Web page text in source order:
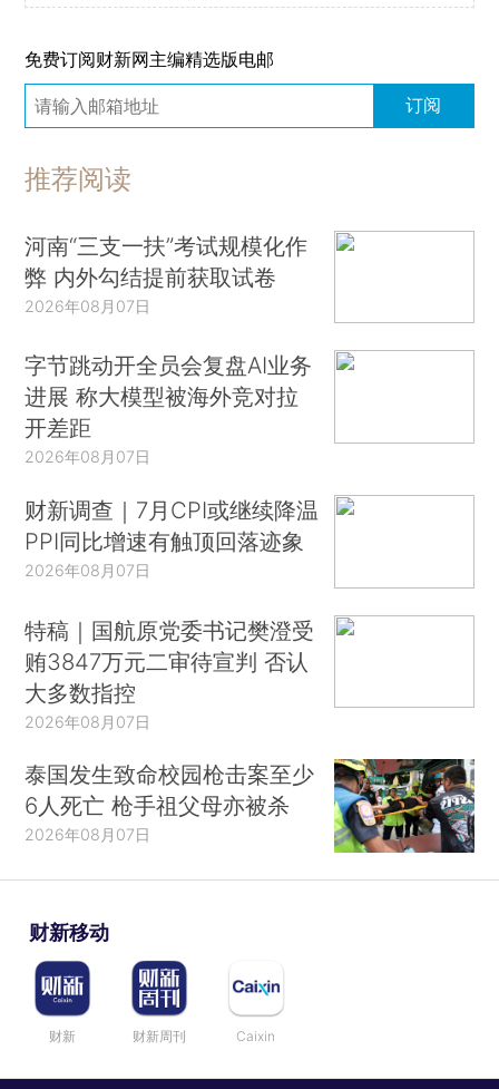
免费订阅财新网主编精选版电邮
订阅
推荐阅读
河南“三支一扶”考试规模化作
弊 内外勾结提前获取试卷
2026年08月07日
字节跳动开全员会复盘AI业务
进展 称大模型被海外竞对拉
开差距
2026年08月07日
财新调查｜7月CPI或继续降温
PPI同比增速有触顶回落迹象
2026年08月07日
特稿｜国航原党委书记樊澄受
贿3847万元二审待宣判 否认
大多数指控
2026年08月07日
泰国发生致命校园枪击案至少
6人死亡 枪手祖父母亦被杀
2026年08月07日
财新移动
财新 财新周刊 Caixin